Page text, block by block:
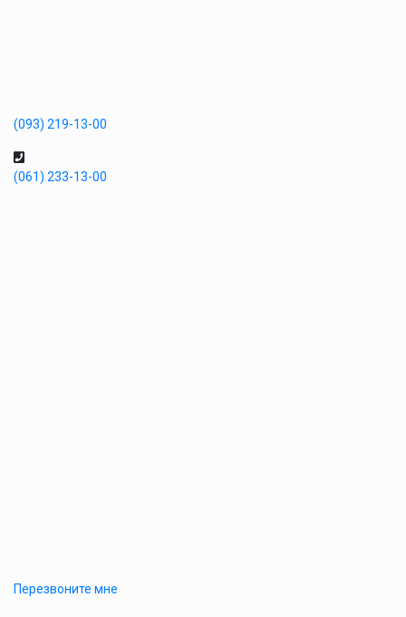
(093) 219-13-00
(061) 233-13-00
Перезвоните мне